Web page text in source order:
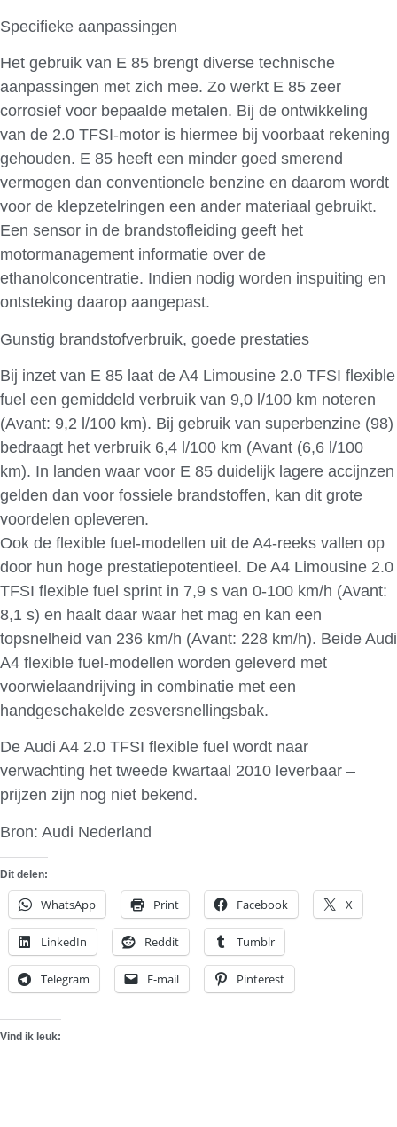
Specifieke aanpassingen
Het gebruik van E 85 brengt diverse technische
aanpassingen met zich mee. Zo werkt E 85 zeer
corrosief voor bepaalde metalen. Bij de ontwikkeling
van de 2.0 TFSI-motor is hiermee bij voorbaat rekening
gehouden. E 85 heeft een minder goed smerend
vermogen dan conventionele benzine en daarom wordt
voor de klepzetelringen een ander materiaal gebruikt.
Een sensor in de brandstofleiding geeft het
motormanagement informatie over de
ethanolconcentratie. Indien nodig worden inspuiting en
ontsteking daarop aangepast.
Gunstig brandstofverbruik, goede prestaties
Bij inzet van E 85 laat de A4 Limousine 2.0 TFSI flexible
fuel een gemiddeld verbruik van 9,0 l/100 km noteren
(Avant: 9,2 l/100 km). Bij gebruik van superbenzine (98)
bedraagt het verbruik 6,4 l/100 km (Avant (6,6 l/100
km). In landen waar voor E 85 duidelijk lagere accijnzen
gelden dan voor fossiele brandstoffen, kan dit grote
voordelen opleveren.
Ook de flexible fuel-modellen uit de A4-reeks vallen op
door hun hoge prestatiepotentieel. De A4 Limousine 2.0
TFSI flexible fuel sprint in 7,9 s van 0-100 km/h (Avant:
8,1 s) en haalt daar waar het mag en kan een
topsnelheid van 236 km/h (Avant: 228 km/h). Beide Audi
A4 flexible fuel-modellen worden geleverd met
voorwielaandrijving in combinatie met een
handgeschakelde zesversnellingsbak.
De Audi A4 2.0 TFSI flexible fuel wordt naar
verwachting het tweede kwartaal 2010 leverbaar –
prijzen zijn nog niet bekend.
Bron: Audi Nederland
Dit delen:
WhatsApp Print Facebook X
LinkedIn Reddit Tumblr
Telegram E-mail Pinterest
Vind ik leuk: